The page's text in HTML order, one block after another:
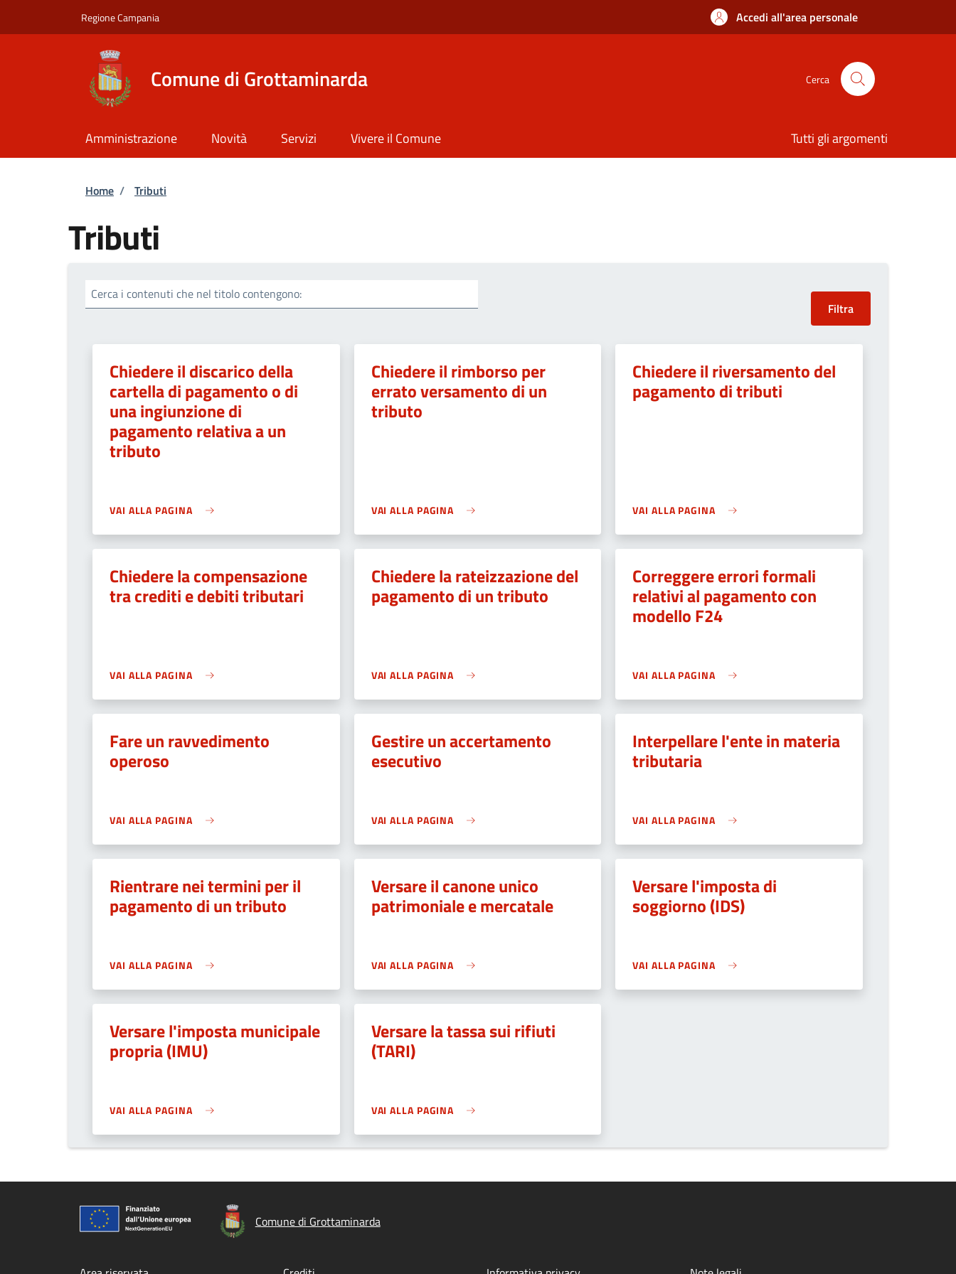
Regione Campania Accedi all'area personale
Comune di Grottaminarda Cerca
Amministrazione Novità Servizi Vivere il Comune Tutti gli argomenti
Briciole di pane
Home / Tributi
Tributi
Cerca i contenuti che nel titolo contengono:
Chiedere il discarico della
cartella di pagamento o di
una ingiunzione di
pagamento relativa a un
tributo
VAI ALLA PAGINA
Chiedere il rimborso per
errato versamento di un
tributo
VAI ALLA PAGINA
Chiedere il riversamento del
pagamento di tributi
VAI ALLA PAGINA
Chiedere la compensazione
tra crediti e debiti tributari
VAI ALLA PAGINA
Chiedere la rateizzazione del
pagamento di un tributo
VAI ALLA PAGINA
Correggere errori formali
relativi al pagamento con
modello F24
VAI ALLA PAGINA
Fare un ravvedimento
operoso
VAI ALLA PAGINA
Gestire un accertamento
esecutivo
VAI ALLA PAGINA
Interpellare l'ente in materia
tributaria
VAI ALLA PAGINA
Rientrare nei termini per il
pagamento di un tributo
VAI ALLA PAGINA
Versare il canone unico
patrimoniale e mercatale
VAI ALLA PAGINA
Versare l'imposta di
soggiorno (IDS)
VAI ALLA PAGINA
Versare l'imposta municipale
propria (IMU)
VAI ALLA PAGINA
Versare la tassa sui rifiuti
(TARI)
VAI ALLA PAGINA
Comune di Grottaminarda